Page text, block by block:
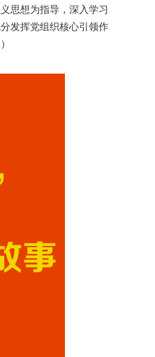
思想为指导，深入学习
发挥党组织核心引领作